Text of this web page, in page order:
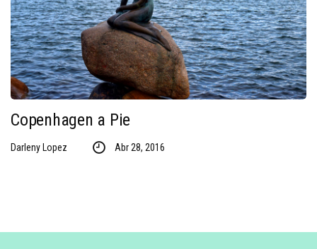
Copenhagen a Pie
Darleny Lopez Abr 28, 2016